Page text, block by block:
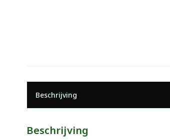
Beschrijving
Beschrijving